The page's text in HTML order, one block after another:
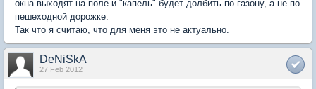
окна выходят на поле и "капель" будет долбить по газону, а не по
пешеходной дорожке.
Так что я считаю, что для меня это не актуально.
DeNiSkA
27 Feb 2012